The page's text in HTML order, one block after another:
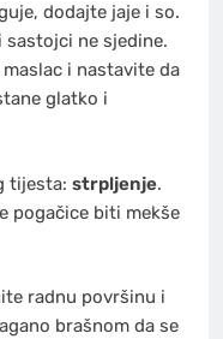
dodajte jaje i so.
sastojci ne sjedine.
i nastavite da
glatko i
tijesta:strpljenje.
pogačice biti mekše
radnu površinu i
brašnom da se